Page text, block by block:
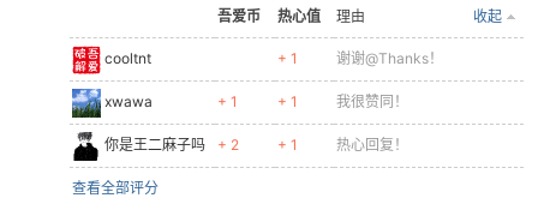
吾爱币 热心值 收起
理由
cooltnt + 1 谢谢@Thanks！
xwawa + 1 + 1 我很赞同！
你是王二麻子吗 + 2 + 1 热心回复！
查看全部评分